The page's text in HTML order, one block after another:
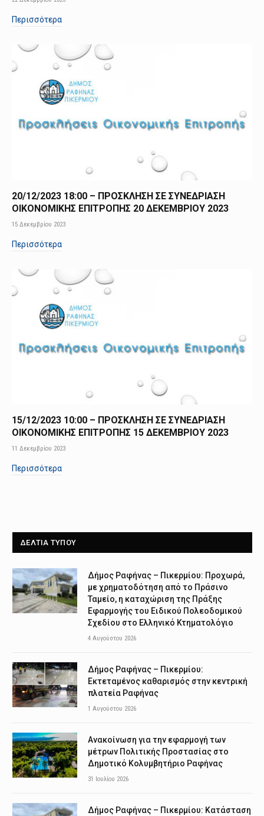
Περισσότερα
20/12/2023 18:00 – ΠΡΟΣΚΛΗΣΗ ΣΕ ΣΥΝΕΔΡΙΑΣΗ
ΟΙΚΟΝΟΜΙΚΗΣ ΕΠΙΤΡΟΠΗΣ 20 ΔΕΚΕΜΒΡΙΟΥ 2023
15 Δεκεμβρίου 2023
Περισσότερα
15/12/2023 10:00 – ΠΡΟΣΚΛΗΣΗ ΣΕ ΣΥΝΕΔΡΙΑΣΗ
ΟΙΚΟΝΟΜΙΚΗΣ ΕΠΙΤΡΟΠΗΣ 15 ΔΕΚΕΜΒΡΙΟΥ 2023
11 Δεκεμβρίου 2023
Περισσότερα
ΔΕΛΤΙΑ ΤΥΠΟΥ
Δήμος Ραφήνας – Πικερμίου: Προχωρά,
με χρηματοδότηση από το Πράσινο
Ταμείο, η καταχώριση της Πράξης
Εφαρμογής του Ειδικού Πολεοδομικού
Σχεδίου στο Ελληνικό Κτηματολόγιο
4 Αυγούστου 2026
Δήμος Ραφήνας – Πικερμίου:
Εκτεταμένος καθαρισμός στην κεντρική
πλατεία Ραφήνας
1 Αυγούστου 2026
Ανακοίνωση για την εφαρμογή των
μέτρων Πολιτικής Προστασίας στο
Δημοτικό Κολυμβητήριο Ραφήνας
31 Ιουλίου 2026
Δήμος Ραφήνας – Πικερμίου: Κατάσταση